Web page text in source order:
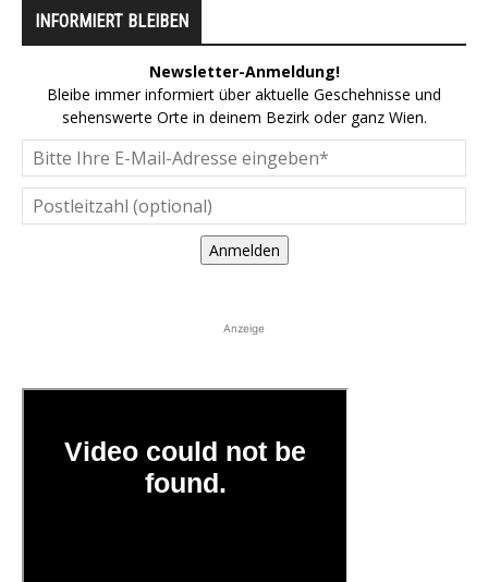
INFORMIERT BLEIBEN
Newsletter-Anmeldung!
Bleibe immer informiert über aktuelle Geschehnisse und
sehenswerte Orte in deinem Bezirk oder ganz Wien.
Anmelden
Anzeige